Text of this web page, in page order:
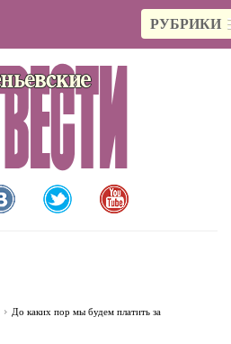
РУБРИКИ
До каких пор мы будем платить за